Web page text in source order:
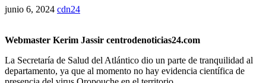
junio 6, 2024 cdn24
Webmaster Kerim Jassir centrodenoticias24.com
La Secretaría de Salud del Atlántico dio un parte de tranquilidad al
departamento, ya que al momento no hay evidencia científica de